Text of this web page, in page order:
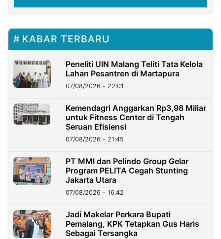
KABAR TERBARU
Peneliti UIN Malang Teliti Tata Kelola
Lahan Pesantren di Martapura
07/08/2026 - 22:01
Kemendagri Anggarkan Rp3,98 Miliar
untuk Fitness Center di Tengah
Seruan Efisiensi
07/08/2026 - 21:45
PT MMI dan Pelindo Group Gelar
Program PELITA Cegah Stunting
Jakarta Utara
07/08/2026 - 16:42
Jadi Makelar Perkara Bupati
Pemalang, KPK Tetapkan Gus Haris
Sebagai Tersangka